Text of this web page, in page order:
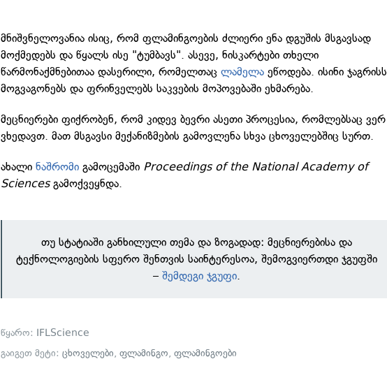
მნიშვნელოვანია ისიც, რომ ფლამინგოების ძლიერი ენა დგუშის მსგავსად
მოქმედებს და წყალს ისე "ტუმბავს". ასევე, ნისკარტები თხელი
წარმონაქმნებითაა დასერილი, რომელთაცლამელა ეწოდება. ისინი ჯაგრისს
მოგვაგონებს და ფრინველებს საკვების მოპოვებაში ეხმარება.
მეცნიერები ფიქრობენ, რომ კიდევ ბევრი ასეთი პროცესია, რომლებსაც ვერ
ვხედავთ. მათ მსგავსი მექანიზმების გამოვლენა სხვა ცხოველებშიც სურთ.
ახალინაშრომი გამოცემაში Proceedings of the National Academy of
Sciencesგამოქვეყნდა.
თუ სტატიაში განხილული თემა და ზოგადად: მეცნიერებისა და
ტექნოლოგიების სფერო შენთვის საინტერესოა, შემოგვიერთდი ჯგუფში
–შემდეგი ჯგუფი.
წყარო: IFLScience
გაიგეთ მეტი:ცხოველები,ფლამინგო,ფლამინგოები